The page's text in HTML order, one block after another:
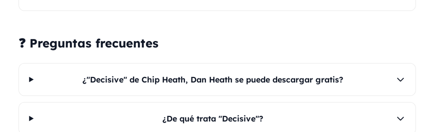
❓ Preguntas frecuentes
¿"Decisive" de Chip Heath, Dan Heath se puede descargar gratis?
¿De qué trata "Decisive"?